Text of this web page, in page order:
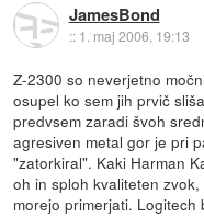
JamesBond
:: 1. maj 2006, 19:13
Z-2300 so neverjetno
osupel ko sem jih prvič
predvsem zaradi švoh
agresiven metal gor je pri
"zatorkiral". Kaki Harman
oh in sploh kvaliteten
morejo primerjati.